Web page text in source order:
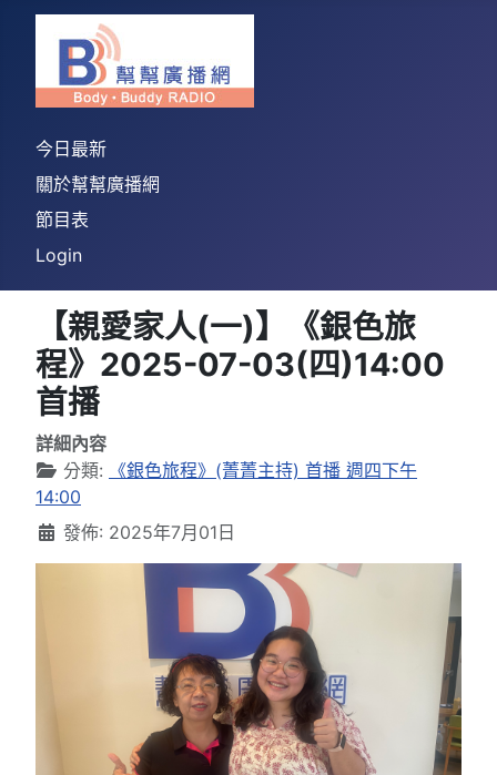
今日最新
關於幫幫廣播網
節目表
Login
【親愛家人(一)】《銀色旅
程》2025-07-03(四)14:00
首播
詳細內容
分類:
《銀色旅程》(菁菁主持) 首播 週四下午
14:00
發佈: 2025年7月01日